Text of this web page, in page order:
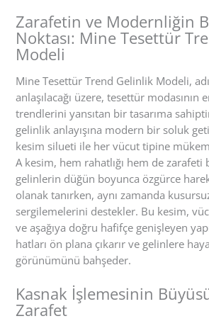
Zarafetin ve Modernliğin
Noktası: Mine Tesettür
Modeli
Mine Tesettür Trend Gelinlik Modeli,
anlaşılacağı üzere, tesettür modasının
trendlerini yansıtan bir tasarıma
gelinlik anlayışına modern bir soluk
kesim silueti ile her vücut tipine
A kesim, hem rahatlığı hem de zarafeti
gelinlerin düğün boyunca özgürce
olanak tanırken, aynı zamanda
sergilemelerini destekler. Bu kesim,
ve aşağıya doğru hafifçe genişleyen
hatları ön plana çıkarır ve gelinlere
görünümünü bahşeder.
Kasnak İşlemesinin
Zarafet